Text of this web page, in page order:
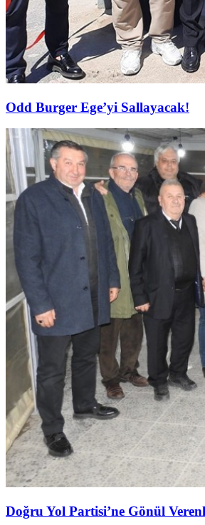
Odd Burger Ege’yi Sallayacak!
Doğru Yol Partisi’ne Gönül